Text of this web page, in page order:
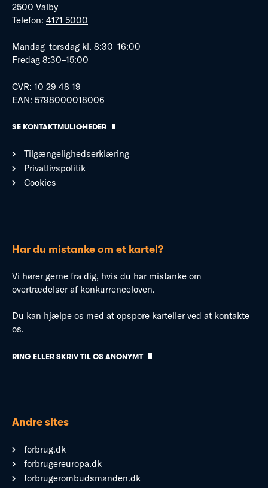
2500 Valby
Telefon: 4171 5000
Mandag–torsdag kl. 8:30–16:00
Fredag 8:30–15:00
CVR: 10 29 48 19
EAN: 5798000018006
SE KONTAKTMULIGHEDER
Tilgængelighedserklæring
Privatlivspolitik
Cookies
Har du mistanke om et kartel?
Vi hører gerne fra dig, hvis du har mistanke om
overtrædelser af konkurrenceloven.
Du kan hjælpe os med at opspore karteller ved at kontakte
os.
RING ELLER SKRIV TIL OS ANONYMT
Andre sites
forbrug.dk
forbrugereuropa.dk
forbrugerombudsmanden.dk